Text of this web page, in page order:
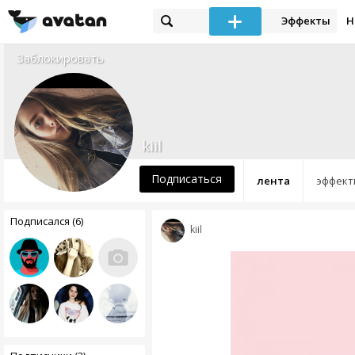
Эффекты
Заблокировать
лента
kiil
Подписаться
Подписался (6)
kiil